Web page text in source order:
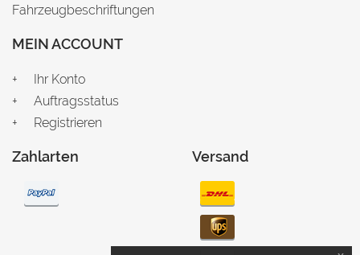
Fahrzeugbeschriftungen
MEIN ACCOUNT
Ihr Konto
Auftragsstatus
Registrieren
Zahlarten Versand